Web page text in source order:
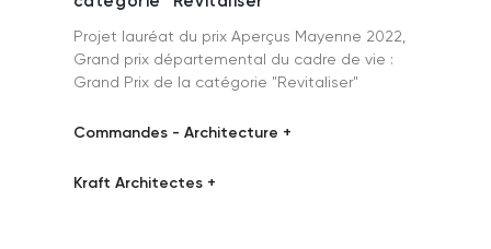
Projet lauréat du prix Aperçus Mayenne 2022,
Grand prix départemental du cadre de vie :
Grand Prix de la catégorie "Revitaliser"
Commandes - Architecture +
Kraft Architectes +